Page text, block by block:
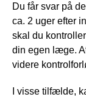
Du får svar på
ca. 2 uger efter
skal du
din egen læge.
videre
I visse tilfælde,